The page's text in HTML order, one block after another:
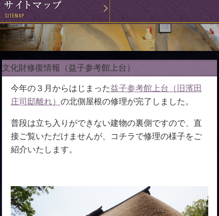
お知らせ
文化財修復情報（益子参考館上台）
今年の３月からはじまった益子参考館上台（旧濱田
庄司邸離れ）の北側屋根の修理が完了しました。
普段は立ち入りができない建物の裏側ですので、直
接ご覧いただけませんが、コチラで修理の様子をご
紹介いたします。